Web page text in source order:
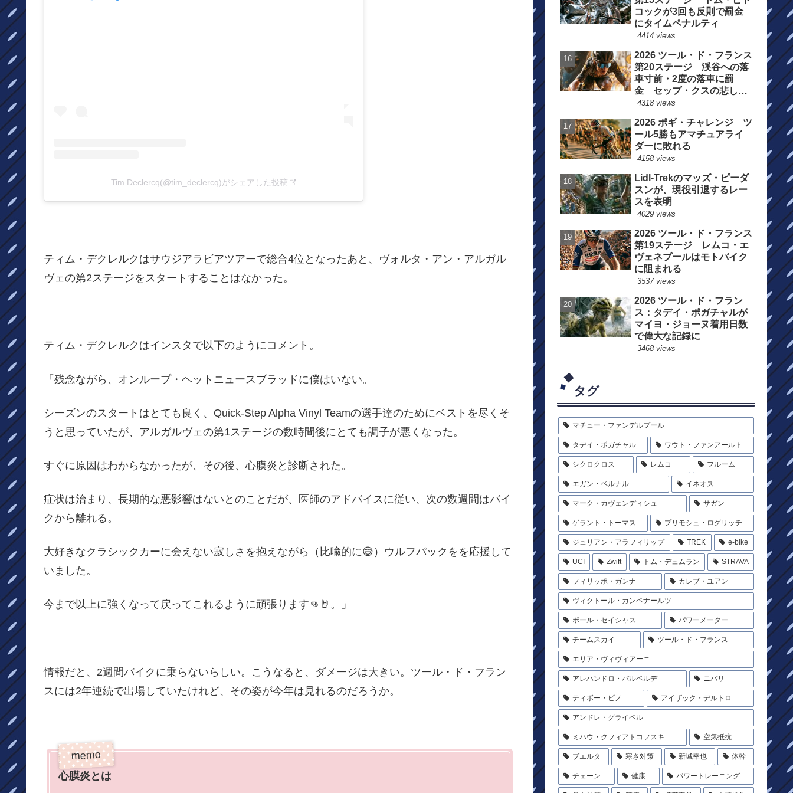
Tim Declercq(@tim_declercq)がシェアした投稿
ティム・デクレルクはサウジアラビアツアーで総合4位となったあと、ヴォルタ・アン・アルガル
ヴェの第2ステージをスタートすることはなかった。
ティム・デクレルクはインスタで以下のようにコメント。
「残念ながら、オンループ・ヘットニュースブラッドに僕はいない。
シーズンのスタートはとても良く、Quick-Step Alpha Vinyl Teamの選手達のためにベストを尽くそ
うと思っていたが、アルガルヴェの第1ステージの数時間後にとても調子が悪くなった。
すぐに原因はわからなかったが、その後、心膜炎と診断された。
症状は治まり、長期的な悪影響はないとのことだが、医師のアドバイスに従い、次の数週間はバイ
クから離れる。
大好きなクラシックカーに会えない寂しさを抱えながら（比喩的に😅）ウルフパックをを応援して
いました。
今まで以上に強くなって戻ってこれるように頑張ります👊🤘。」
情報だと、2週間バイクに乗らないらしい。こうなると、ダメージは大きい。ツール・ド・フラン
スには2年連続で出場していたけれど、その姿が今年は見れるのだろうか。
心膜炎とは
コックが3回も反則で罰金
にタイムペナルティ
4414 views
2026 ツール・ド・フランス
第20ステージ 渓谷への落
車寸前・2度の落車に罰
金 セップ・クスの悲しい
一日
4318 views
2026 ポギ・チャレンジ ツ
ール5勝もアマチュアライ
ダーに敗れる
4158 views
Lidl-Trekのマッズ・ピーダ
スンが、現役引退するレー
スを表明
4029 views
2026 ツール・ド・フランス
第19ステージ レムコ・エ
ヴェネプールはモトバイク
に阻まれる
3537 views
2026 ツール・ド・フラン
ス：タデイ・ポガチャルが
マイヨ・ジョーヌ着用日数
で偉大な記録に
3468 views
タグ
マチュー・ファンデルプール
タデイ・ポガチャル ワウト・ファンアールト
シクロクロス レムコ フルーム
エガン・ベルナル イネオス
マーク・カヴェンディシュ サガン
ゲラント・トーマス プリモシュ・ログリッチ
ジュリアン・アラフィリップ TREK e-bike
UCI Zwift トム・デュムラン STRAVA
フィリッポ・ガンナ カレブ・ユアン
ヴィクトール・カンペナールツ
ポール・セイシャス パワーメーター
チームスカイ ツール・ド・フランス
エリア・ヴィヴィアーニ
アレハンドロ・バルベルデ ニバリ
ティボー・ピノ アイザック・デルトロ
アンドレ・グライペル
ミハウ・クフィアトコフスキ 空気抵抗
ブエルタ 寒さ対策 新城幸也 体幹
チェーン 健康 パワートレーニング